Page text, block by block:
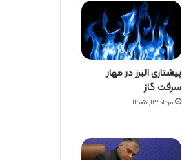
پیشتازی البرز در مهار
سرقت گاز
مرداد ۱۳, ۱۴۰۵